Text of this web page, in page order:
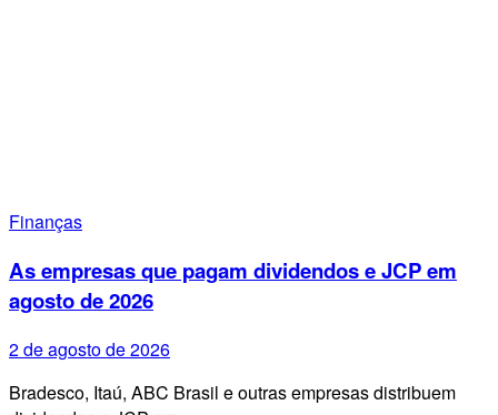
Finanças
As empresas que pagam dividendos e JCP em
agosto de 2026
2 de agosto de 2026
Bradesco, Itaú, ABC Brasil e outras empresas distribuem